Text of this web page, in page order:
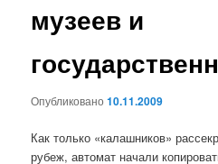
музеев и
Опубликовано10.11.2009
Как только «калашников»
рубеж, автомат начали